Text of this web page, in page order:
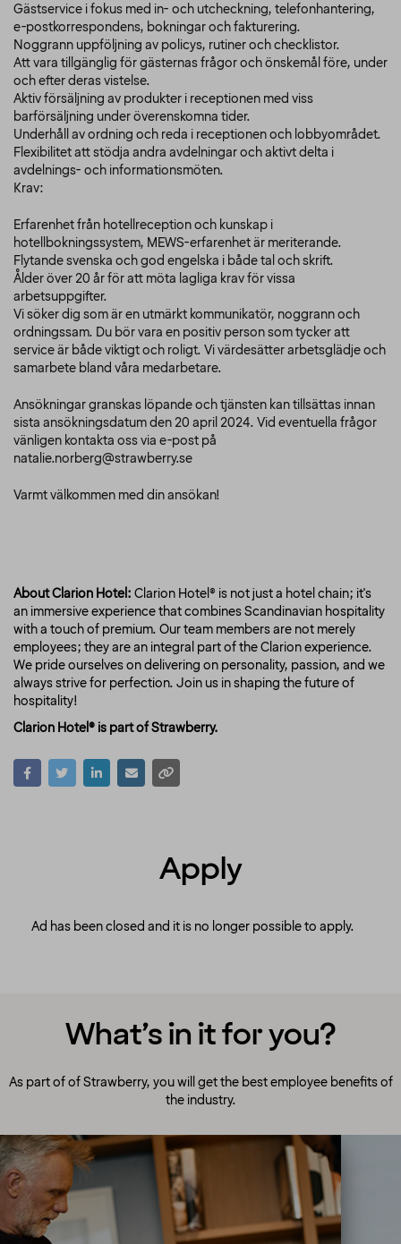
Gästservice i fokus med in- och utcheckning, telefonhantering,
e-postkorrespondens, bokningar och fakturering.
Noggrann uppföljning av policys, rutiner och checklistor.
Att vara tillgänglig för gästernas frågor och önskemål före, under
och efter deras vistelse.
Aktiv försäljning av produkter i receptionen med viss
barförsäljning under överenskomna tider.
Underhåll av ordning och reda i receptionen och lobbyområdet.
Flexibilitet att stödja andra avdelningar och aktivt delta i
avdelnings- och informationsmöten.
Krav:
Erfarenhet från hotellreception och kunskap i
hotellbokningssystem, MEWS-erfarenhet är meriterande.
Flytande svenska och god engelska i både tal och skrift.
Ålder över 20 år för att möta lagliga krav för vissa
arbetsuppgifter.
Vi söker dig som är en utmärkt kommunikatör, noggrann och
ordningssam. Du bör vara en positiv person som tycker att
service är både viktigt och roligt. Vi värdesätter arbetsglädje och
samarbete bland våra medarbetare.
Ansökningar granskas löpande och tjänsten kan tillsättas innan
sista ansökningsdatum den 20 april 2024. Vid eventuella frågor
vänligen kontakta oss via e-post på
natalie.norberg@strawberry.se
Varmt välkommen med din ansökan!
About Clarion Hotel: Clarion Hotel® is not just a hotel chain; it's
an immersive experience that combines Scandinavian hospitality
with a touch of premium. Our team members are not merely
employees; they are an integral part of the Clarion experience.
We pride ourselves on delivering on personality, passion, and we
always strive for perfection. Join us in shaping the future of
hospitality!
Clarion Hotel® is part of Strawberry.
Apply
Ad has been closed and it is no longer possible to apply.
What’s in it for you?
As part of of Strawberry, you will get the best employee benefits of
the industry.